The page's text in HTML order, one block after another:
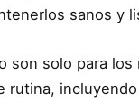
sanos y
son solo para
rutina,